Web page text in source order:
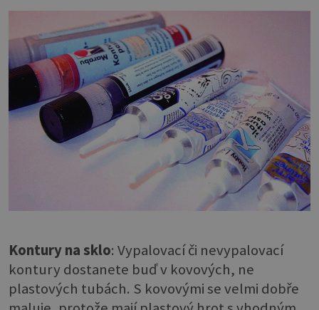
Kontury na sklo: Vypalovací či nevypalovací
kontury dostanete buď v kovových, ne
plastových tubách. S kovovými se velmi dobře